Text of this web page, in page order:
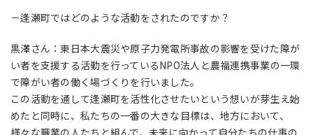
－逢瀬町ではどのような活動をされたのですか？
黒澤さん：東日本大震災や原子力発電所事故の影響を受けた障が
い者を支援する活動を行っているNPO法人と農福連携事業の一環
で障がい者の働く場づくりを行いました。
この活動を通して逢瀬町を活性化させたいという想いが芽生え始
めたと同時に、私たちの一番の大きな目標は、地方において、